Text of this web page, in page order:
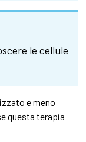
le cellule
e meno
questa terapia